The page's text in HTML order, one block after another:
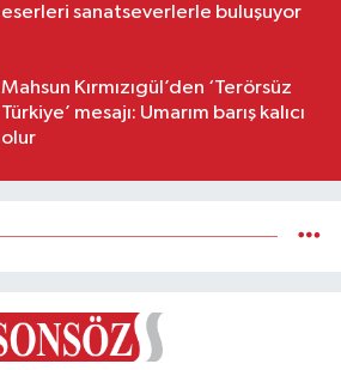
eserleri sanatseverlerle buluşuyor
Mahsun Kırmızıgül’den ‘Terörsüz
Türkiye’ mesajı: Umarım barış kalıcı
olur